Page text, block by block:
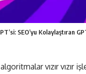
SEO’yu Kolaylaştıran
vızır vızır